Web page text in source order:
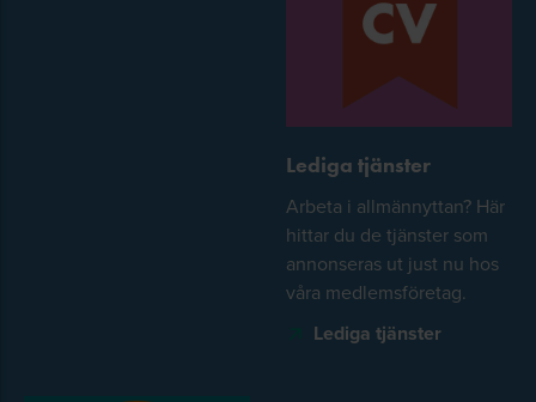
Lediga tjänster
Arbeta i allmännyttan? Här
hittar du de tjänster som
annonseras ut just nu hos
våra medlemsföretag.
Lediga tjänster